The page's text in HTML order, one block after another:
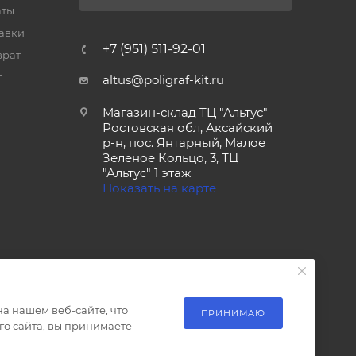
+7 (951) 511-92-01
altus@poligraf-kit.ru
Магазин-склад ТЦ "Альтус"
Ростовская обл, Аксайский
р-н, пос. Янтарный, Малое
Зеленое Кольцо, 3, ТЦ
"Альтус" 1 этаж
Показать на карте
нашем веб-сайте, что
сайта, вы принимаете
ПРИНИМАЮ